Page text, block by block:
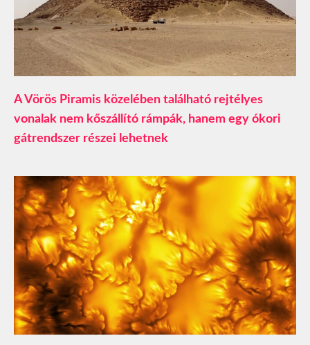
A Vörös Piramis közelében található rejtélyes
vonalak nem kőszállító rámpák, hanem egy ókori
gátrendszer részei lehetnek